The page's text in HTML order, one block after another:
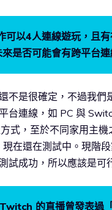
可以4人連線遊玩，且
是否可能會有跨平台連
不是很確定，不過我們
台連線，如 PC 與
式，至於不同家用主
在還在測試中。現階
試成功，所以應該是可
的直播曾發表過